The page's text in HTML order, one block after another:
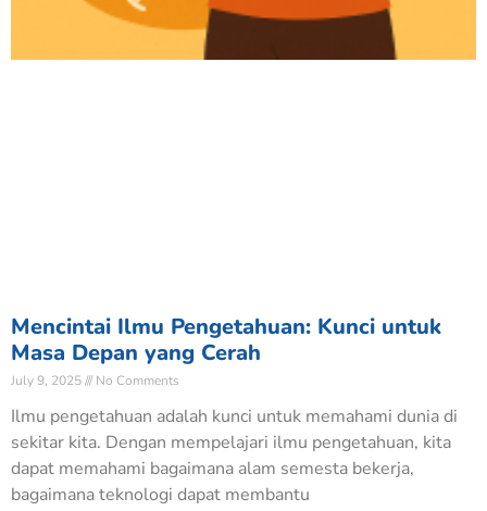
Mencintai Ilmu Pengetahuan: Kunci untuk
Masa Depan yang Cerah
July 9, 2025 No Comments
Ilmu pengetahuan adalah kunci untuk memahami dunia di
sekitar kita. Dengan mempelajari ilmu pengetahuan, kita
dapat memahami bagaimana alam semesta bekerja,
bagaimana teknologi dapat membantu